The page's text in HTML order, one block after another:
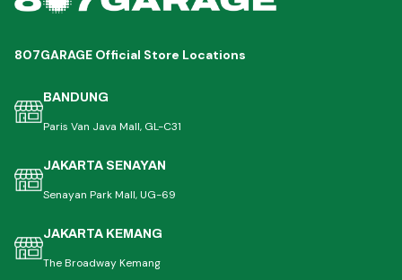
807GARAGE Official Store Locations
BANDUNG
Paris Van Java Mall, GL-C31
JAKARTA SENAYAN
Senayan Park Mall, UG-69
JAKARTA KEMANG
The Broadway Kemang